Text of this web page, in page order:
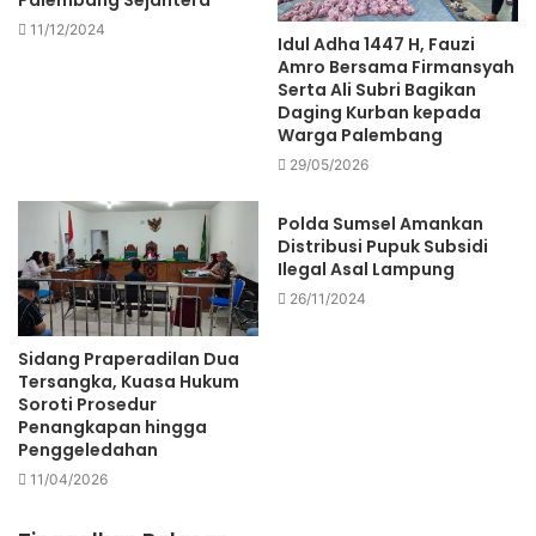
11/12/2024
Idul Adha 1447 H, Fauzi
Amro Bersama Firmansyah
Serta Ali Subri Bagikan
Daging Kurban kepada
Warga Palembang
29/05/2026
Sidang Praperadilan Dua
Tersangka, Kuasa Hukum
Soroti Prosedur
Penangkapan hingga
Penggeledahan
11/04/2026
Polda Sumsel Amankan
Distribusi Pupuk Subsidi
Ilegal Asal Lampung
26/11/2024